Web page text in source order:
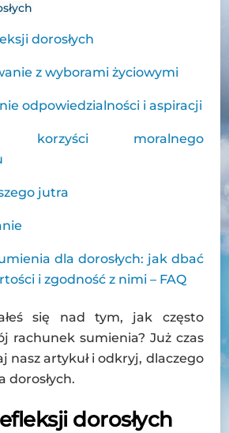
dorosłych
z wyborami życiowymi
odpowiedzialności i aspiracji
korzyści moralnego
jutra
dla dorosłych: jak dbać
i zgodność z nimi – FAQ
się nad tym, jak często
rachunek sumienia? Już czas
nasz artykuł i odkryj, dlaczego
dorosłych.
dorosłych